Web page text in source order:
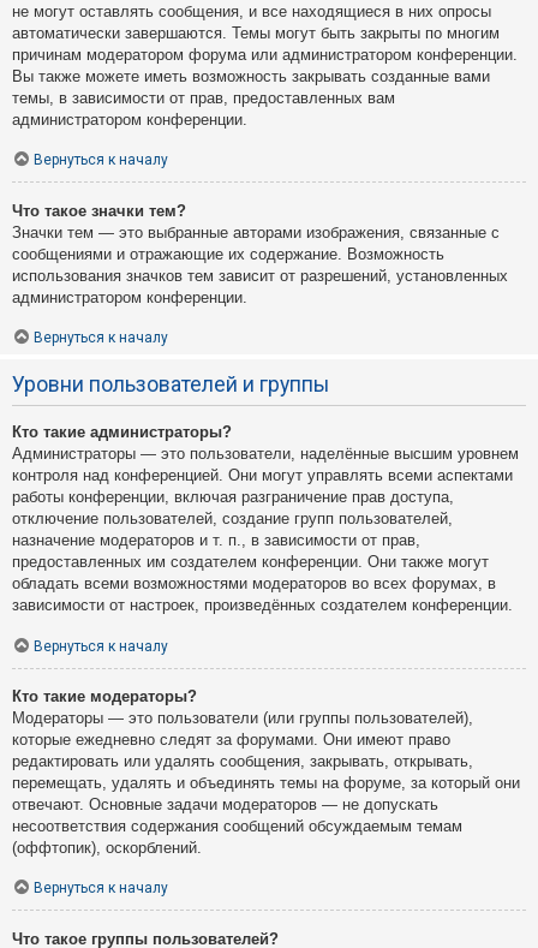
не могут оставлять сообщения, и все находящиеся в них опросы
автоматически завершаются. Темы могут быть закрыты по многим
причинам модератором форума или администратором конференции.
Вы также можете иметь возможность закрывать созданные вами
темы, в зависимости от прав, предоставленных вам
администратором конференции.
Вернуться к началу
Что такое значки тем?
Значки тем — это выбранные авторами изображения, связанные с
сообщениями и отражающие их содержание. Возможность
использования значков тем зависит от разрешений, установленных
администратором конференции.
Вернуться к началу
Уровни пользователей и группы
Кто такие администраторы?
Администраторы — это пользователи, наделённые высшим уровнем
контроля над конференцией. Они могут управлять всеми аспектами
работы конференции, включая разграничение прав доступа,
отключение пользователей, создание групп пользователей,
назначение модераторов и т. п., в зависимости от прав,
предоставленных им создателем конференции. Они также могут
обладать всеми возможностями модераторов во всех форумах, в
зависимости от настроек, произведённых создателем конференции.
Вернуться к началу
Кто такие модераторы?
Модераторы — это пользователи (или группы пользователей),
которые ежедневно следят за форумами. Они имеют право
редактировать или удалять сообщения, закрывать, открывать,
перемещать, удалять и объединять темы на форуме, за который они
отвечают. Основные задачи модераторов — не допускать
несоответствия содержания сообщений обсуждаемым темам
(оффтопик), оскорблений.
Вернуться к началу
Что такое группы пользователей?